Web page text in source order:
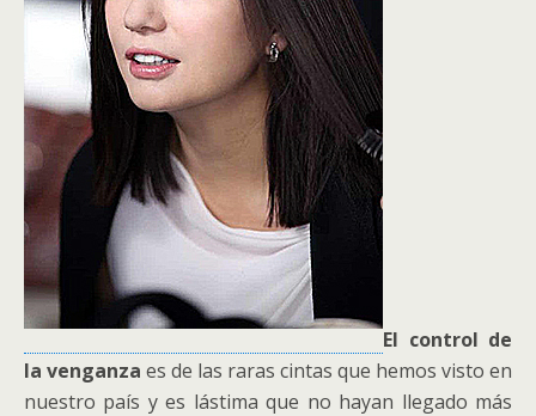
El control de
la venganza es de las raras cintas que hemos visto en
nuestro país y es lástima que no hayan llegado más